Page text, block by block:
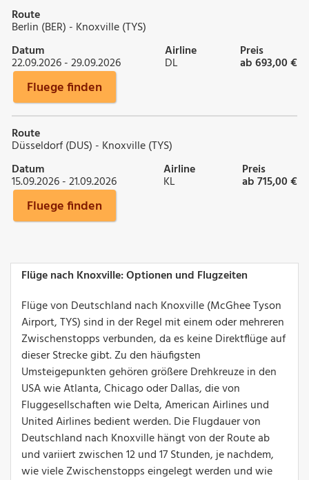
Route
Berlin (BER) - Knoxville (TYS)
Datum
22.09.2026 - 29.09.2026
Airline
DL
Preis
ab 693,00 €
Fluege finden
Route
Düsseldorf (DUS) - Knoxville (TYS)
Datum
15.09.2026 - 21.09.2026
Airline
KL
Preis
ab 715,00 €
Fluege finden
Flüge nach Knoxville: Optionen und Flugzeiten
Flüge von Deutschland nach Knoxville (McGhee Tyson
Airport, TYS) sind in der Regel mit einem oder mehreren
Zwischenstopps verbunden, da es keine Direktflüge auf
dieser Strecke gibt. Zu den häufigsten
Umsteigepunkten gehören größere Drehkreuze in den
USA wie Atlanta, Chicago oder Dallas, die von
Fluggesellschaften wie Delta, American Airlines und
United Airlines bedient werden. Die Flugdauer von
Deutschland nach Knoxville hängt von der Route ab
und variiert zwischen 12 und 17 Stunden, je nachdem,
wie viele Zwischenstopps eingelegt werden und wie